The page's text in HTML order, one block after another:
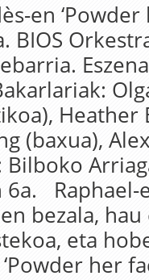
en ‘Powder
BIOS
Heather
(baxua),
Bilboko
6a. Raphael-
bezala,
eta
her